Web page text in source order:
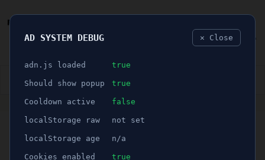
👮🏻‍♂️ BLÅLJUS ÅSIKTER SPORT
ANNONS
Svarta paraplyer fälldes
AD SYSTEM DEBUG ✕ Close
adn.js loaded true
Should show popup true
Cooldown active false
localStorage raw not set
localStorage age n/a
Cookies enabled true